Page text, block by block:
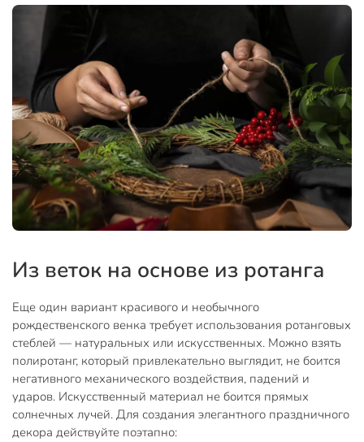
Из веток на основе из ротанга
Еще один вариант красивого и необычного
рождественского венка требует использования ротанговых
стеблей — натуральных или искусственных. Можно взять
полиротанг, который привлекательно выглядит, не боится
негативного механического воздействия, падений и
ударов. Искусственный материал не боится прямых
солнечных лучей. Для создания элегантного праздничного
декора действуйте поэтапно: